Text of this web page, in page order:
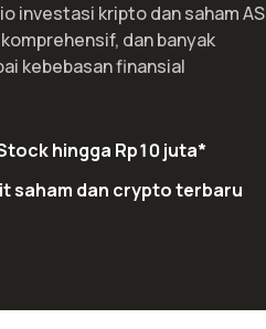
investasi kripto dan saham AS
dan banyak
kebebasan finansial
hingga Rp10 juta*
saham dan crypto terbaru